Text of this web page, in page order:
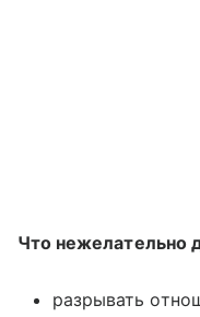
Что нежелательно
разрывать